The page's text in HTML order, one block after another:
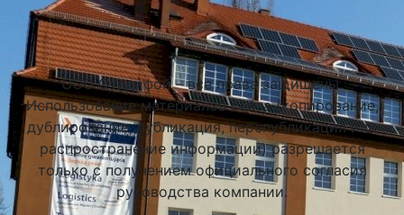
Подобрать университет
ООО Стадифой – все права защищены.
Использование материалов сайта (копирование,
дублирование, публикация, перепубликация или
распространение информации) разрешается
только с получением официального согласия
руководства компании.